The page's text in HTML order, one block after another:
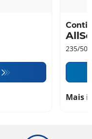
235/50
Mais